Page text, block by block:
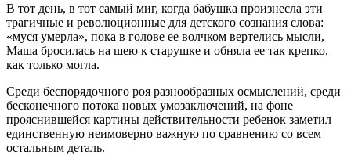
В тот день, в тот самый миг, когда бабушка произнесла эти
трагичные и революционные для детского сознания слова:
«муся умерла», пока в голове ее волчком вертелись мысли,
Маша бросилась на шею к старушке и обняла ее так крепко,
как только могла.
Среди беспорядочного роя разнообразных осмыслений, среди
бесконечного потока новых умозаключений, на фоне
прояснившейся картины действительности ребенок заметил
единственную неимоверно важную по сравнению со всем
остальным деталь.